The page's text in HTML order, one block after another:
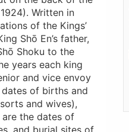
Written in
of the Kings’
Shō En’s father,
Shoku to the
years each king
and vice envoy
of births and
and wives),
the dates of
and burial sites of